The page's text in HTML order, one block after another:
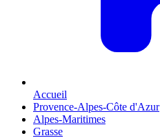
Accueil
Provence-Alpes-Côte d'Azur
Alpes-Maritimes
Grasse